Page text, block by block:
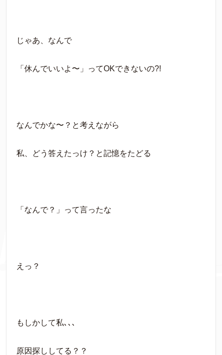
じゃあ、なんで
「休んでいいよ〜」ってOKできないの?!
なんでかな〜？と考えながら
私、どう答えたっけ？と記憶をたどる
「なんで？」って言ったな
えっ？
もしかして私､､､
原因探ししてる？？